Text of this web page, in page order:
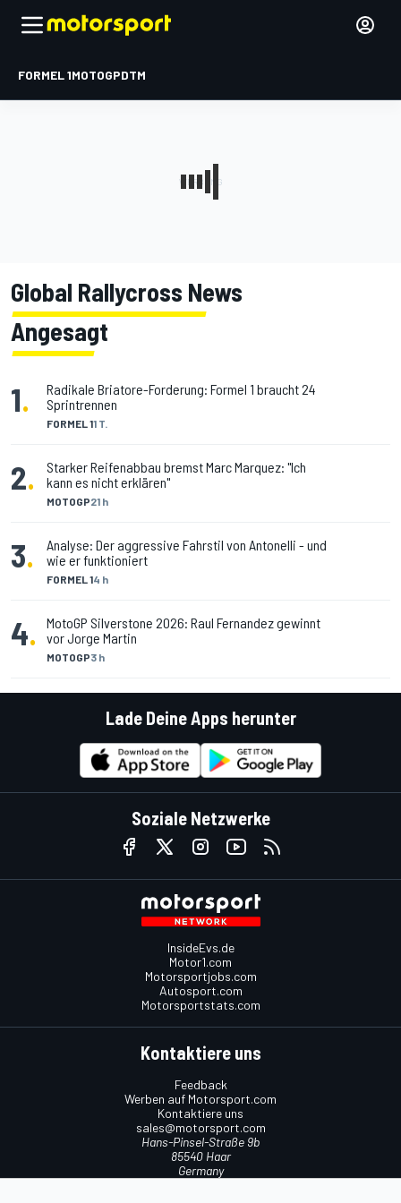
FORMEL 1MOTOGPDTM
Global Rallycross News
Angesagt
1.
FORMEL 11 T.
Radikale Briatore-Forderung: Formel 1 braucht 24
Sprintrennen
2.
MOTOGP21 h
Starker Reifenabbau bremst Marc Marquez: "Ich
kann es nicht erklären"
3.
FORMEL 14 h
Analyse: Der aggressive Fahrstil von Antonelli - und
wie er funktioniert
4.
MOTOGP3 h
MotoGP Silverstone 2026: Raul Fernandez gewinnt
vor Jorge Martin
Lade Deine Apps herunter
Soziale Netzwerke
InsideEvs.de
Motor1.com
Motorsportjobs.com
Autosport.com
Motorsportstats.com
Kontaktiere uns
Feedback
Werben auf Motorsport.com
Kontaktiere uns
sales@motorsport.com
Hans-Pinsel-Straße 9b
85540 Haar
Germany